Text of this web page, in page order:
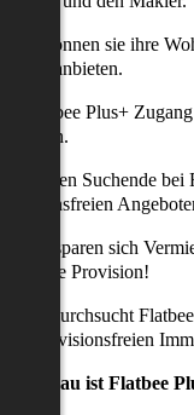
können sie ihre
anbieten.
Flatbee Plus+
erhalten Suchende bei
uns sparen sich
Provision!
durchsucht
provisionsfreien
genau ist Flatbee